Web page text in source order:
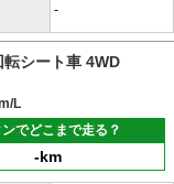
-
シート車 4WD
L
でどこまで走る？
-km